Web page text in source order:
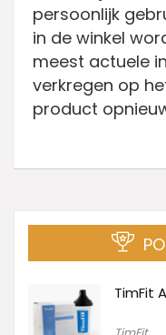
persoonlijk
in de winkel
meest actuele
verkregen op
product
TimFit